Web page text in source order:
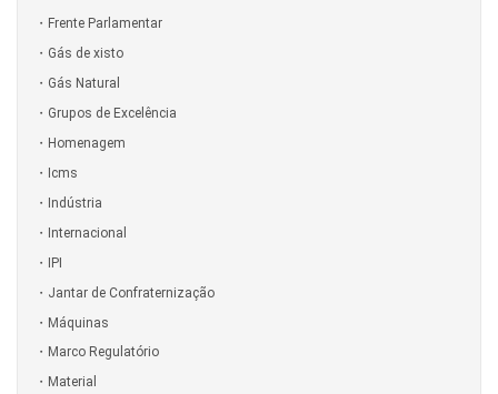
Frente Parlamentar
Gás de xisto
Gás Natural
Grupos de Excelência
Homenagem
Icms
Indústria
Internacional
IPI
Jantar de Confraternização
Máquinas
Marco Regulatório
Material